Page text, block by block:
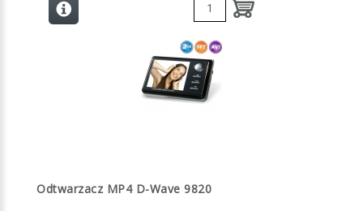
Odtwarzacz MP4 D-Wave 9820